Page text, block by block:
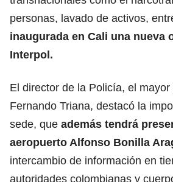
personas, lavado de activos,
inaugurada en Cali una nueva
Interpol.
El director de la Policía, el
Fernando Triana, destacó la
sede, que además tendrá
aeropuerto Alfonso Bonilla
intercambio de información en
autoridades colombianas y